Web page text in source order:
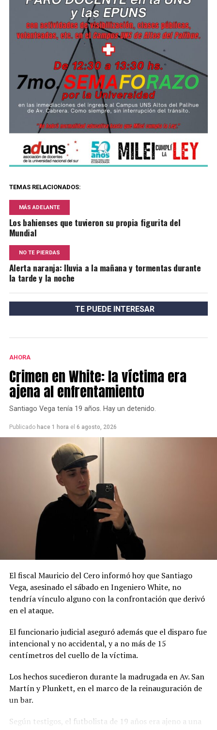
TEMAS RELACIONADOS:
MÁS ADELANTE
Los bahienses que tuvieron su propia figurita del
Mundial
NO TE PIERDAS
Alerta naranja: lluvia a la mañana y tormentas durante
la tarde y la noche
TE PUEDE INTERESAR
AHORA
Crimen en White: la víctima era
ajena al enfrentamiento
Santiago Vega tenía 19 años. Hay un detenido.
Publicado hace 1 hora el 6 agosto, 2026
El fiscal Mauricio del Cero informó hoy que Santiago
Vega, asesinado el sábado en Ingeniero White, no
tendría vínculo alguno con la confrontación que derivó
en el ataque.
El funcionario judicial aseguró además que el disparo fue
intencional y no accidental, y a no más de 15
centímetros del cuello de la víctima.
Los hechos sucedieron durante la madrugada en Av. San
Martín y Plunkett, en el marco de la reinauguración de
un bar.
Según testigos, el futbolista de 19 años era ajeno a una